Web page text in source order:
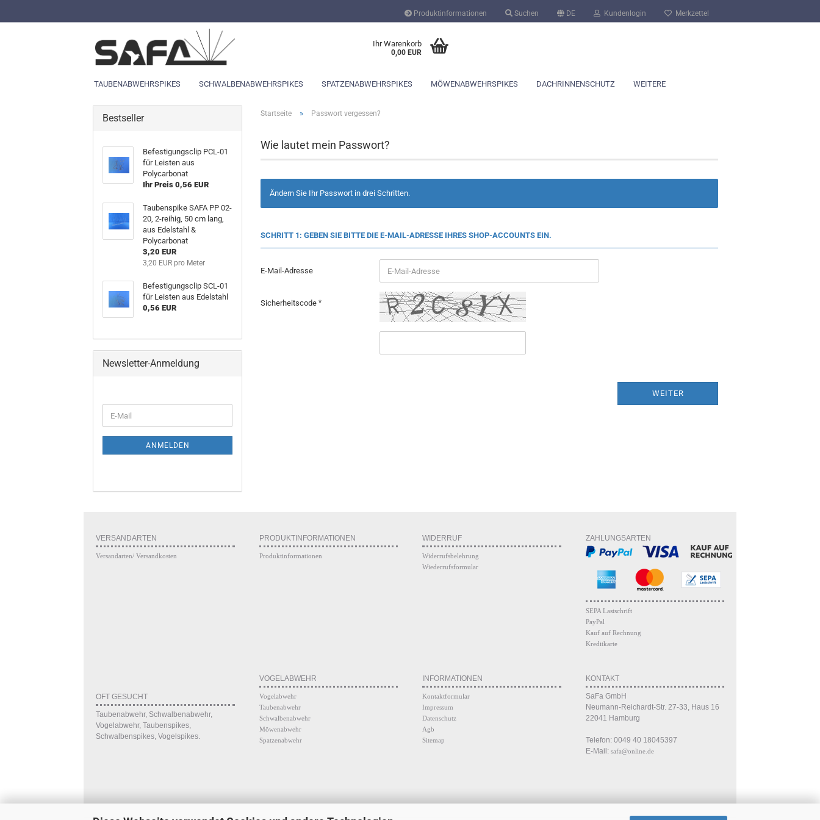
Produktinformationen Suchen DE
Sprache auswählen
Kundenlogin
Konto erstellen
Merkzettel
Ihr Warenkorb
0,00 EUR
TAUBENABWEHRSPIKES SCHWALBENABWEHRSPIKES SPATZENABWEHRSPIKES MÖWENABWEHRSPIKES DACHRINNENSCHUTZ WEITERE
Startseite » Passwort vergessen?
Wie lautet mein Passwort?
Ändern Sie Ihr Passwort in drei Schritten.
SCHRITT 1: GEBEN SIE BITTE DIE E-MAIL-ADRESSE IHRES SHOP-ACCOUNTS EIN.
E-Mail-Adresse
Sicherheitscode
WEITER
Bestseller
Befestigungsclip PCL-01
für Leisten aus
Polycarbonat
Ihr Preis 0,56 EUR
Taubenspike SAFA PP 02-
20, 2-reihig, 50 cm lang,
aus Edelstahl &
Polycarbonat
3,20 EUR
3,20 EUR pro Meter
Befestigungsclip SCL-01
für Leisten aus Edelstahl
0,56 EUR
Newsletter-Anmeldung
ANMELDEN
VERSANDARTEN
Versandarten/ Versandkosten
PRODUKTINFORMATIONEN
Produktinformationen
WIDERRUF
Widerrufsbelehrung
Wiederrufsformular
ZAHLUNGSARTEN
SEPA Lastschrift
PayPal
Kauf auf Rechnung
Kreditkarte
OFT GESUCHT
Taubenabwehr, Schwalbenabwehr,
Vogelabwehr, Taubenspikes,
Schwalbenspikes, Vogelspikes.
VOGELABWEHR
Vogelabwehr
Taubenabwehr
Schwalbenabwehr
Möwenabwehr
Spatzenabwehr
INFORMATIONEN
Kontaktformular
Impressum
Datenschutz
Agb
Sitemap
KONTAKT
SaFa GmbH
Neumann-Reichardt-Str. 27-33, Haus 16
22041 Hamburg
Telefon: 0049 40 18045397
E-Mail: safa@online.de